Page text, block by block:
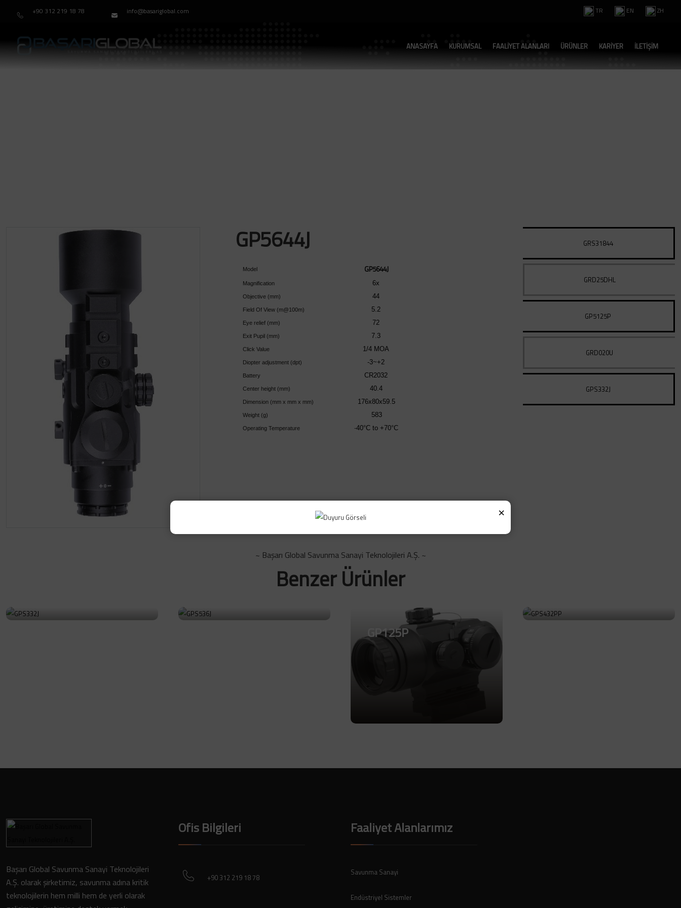
+90 312 219 18 78 info@basariglobal.com TR EN ZH
ANASAYFA KURUMSAL FAALİYET ALANLARI ÜRÜNLER KARİYER İLETİŞİM
GP5644J
Model GP5644J
Magnification 6x
Objective (mm) 44
Field Of View (m@100m) 5.2
Eye relief (mm) 72
Exit Pupil (mm) 7.3
Click Value 1/4 MOA
Diopter adjustment (dpt) -3~+2
Battery CR2032
Center height (mm) 40.4
Dimension (mm x mm x mm) 176x80x59.5
Weight (g) 583
Operating Temperature -40°C to +70°C
GRS31844
GRD25DHL
GP5125P
GRD020U
GPS332J
~ Başarı Global Savunma Sanayi Teknolojileri A.Ş. ~
Benzer Ürünler
GP125P
Başarı Global Savunma Sanayi Teknolojileri
A.Ş. olarak şirketimiz, savunma adına kritik
teknolojilerin hem milli hem de yerli olarak
Ofis Bilgileri
+90 312 219 18 78
Faaliyet Alanlarımız
Savunma Sanayi
Endüstriyel Sistemler
×